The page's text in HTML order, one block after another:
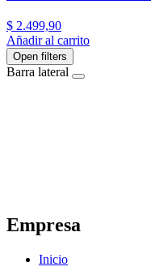
$ 2.499,90
Añadir al carrito
Open filters
Barra lateral
Empresa
Inicio